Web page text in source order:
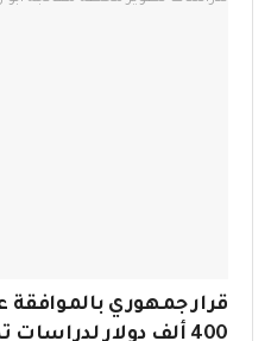
قرار جمهوري بالموافقة
400 ألف دولار